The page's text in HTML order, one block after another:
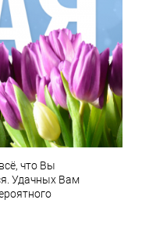
что Вы
Удачных Вам